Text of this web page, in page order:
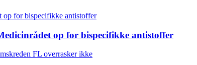
op for bispecifikke antistoffer